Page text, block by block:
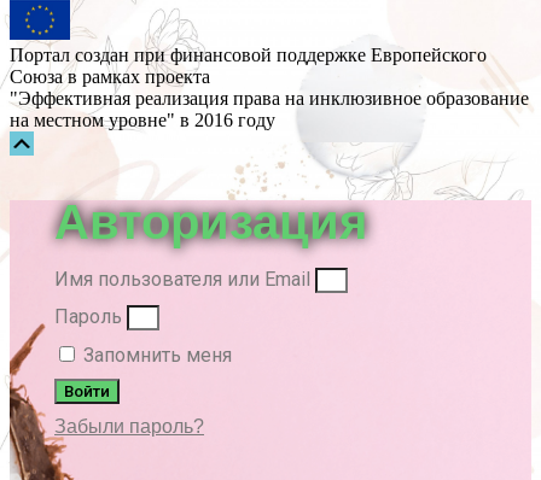
Портал создан при финансовой поддержке Европейского
Союза в рамках проекта
"Эффективная реализация права на инклюзивное образование
на местном уровне" в 2016 году
Прокрутка
Авторизация
Имя пользователя или Email
Пароль
Запомнить меня
Войти
Забыли пароль?